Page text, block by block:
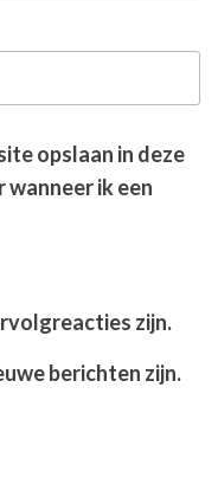
opslaan in deze
ik een
zijn.
berichten zijn.